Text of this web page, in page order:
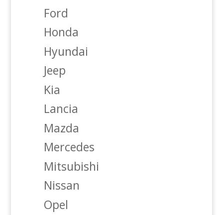
Ford
Honda
Hyundai
Jeep
Kia
Lancia
Mazda
Mercedes
Mitsubishi
Nissan
Opel